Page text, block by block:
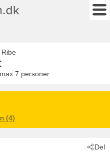
max 7 personer
(4)
Del